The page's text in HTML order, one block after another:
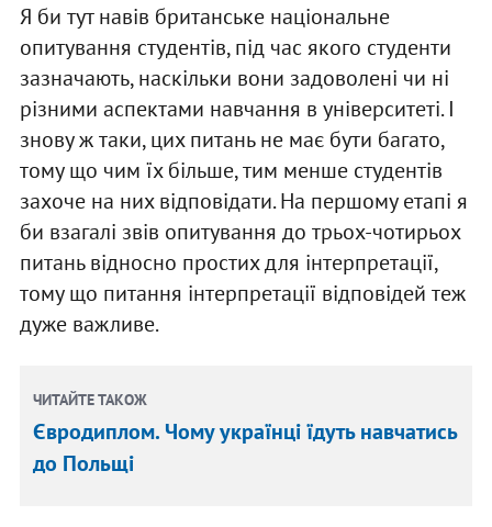
Я би тут навів британське національне
опитування студентів, під час якого студенти
зазначають, наскільки вони задоволені чи ні
різними аспектами навчання в університеті. І
знову ж таки, цих питань не має бути багато,
тому що чим їх більше, тим менше студентів
захоче на них відповідати. На першому етапі я
би взагалі звів опитування до трьох-чотирьох
питань відносно простих для інтерпретації,
тому що питання інтерпретації відповідей теж
дуже важливе.
ЧИТАЙТЕ ТАКОЖ
Євродиплом. Чому українці їдуть навчатись
до Польщі